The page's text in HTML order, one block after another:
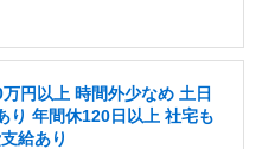
円以上 時間外少なめ 土日
り 年間休120日以上 社宅も
給あり